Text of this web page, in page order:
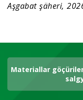
Aşgabat şäheri,
Materiallar